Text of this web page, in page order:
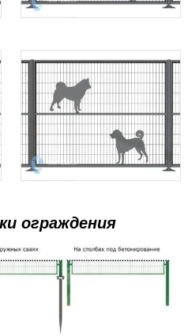
ограждения